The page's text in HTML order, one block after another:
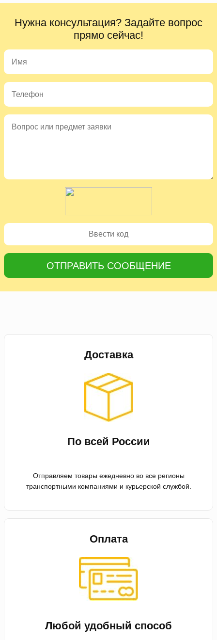
Нужна консультация? Задайте вопрос
прямо сейчас!
ОТПРАВИТЬ СООБЩЕНИЕ
Доставка
По всей России
Отправляем товары ежедневно во все регионы
транспортными компаниями и курьерской службой.
Оплата
Любой удобный способ